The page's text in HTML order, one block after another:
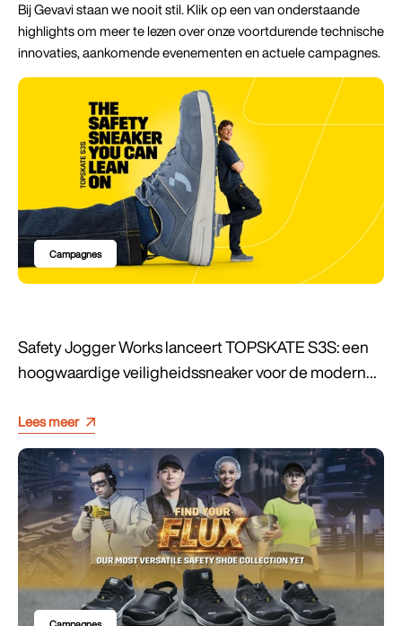
Bij Gevavi staan we nooit stil. Klik op een van onderstaande
highlights om meer te lezen over onze voortdurende technische
innovaties, aankomende evenementen en actuele campagnes.
Campagnes
Safety Jogger Works lanceert TOPSKATE S3S: een
hoogwaardige veiligheidssneaker voor de moderne
Lees meer
Campagnes